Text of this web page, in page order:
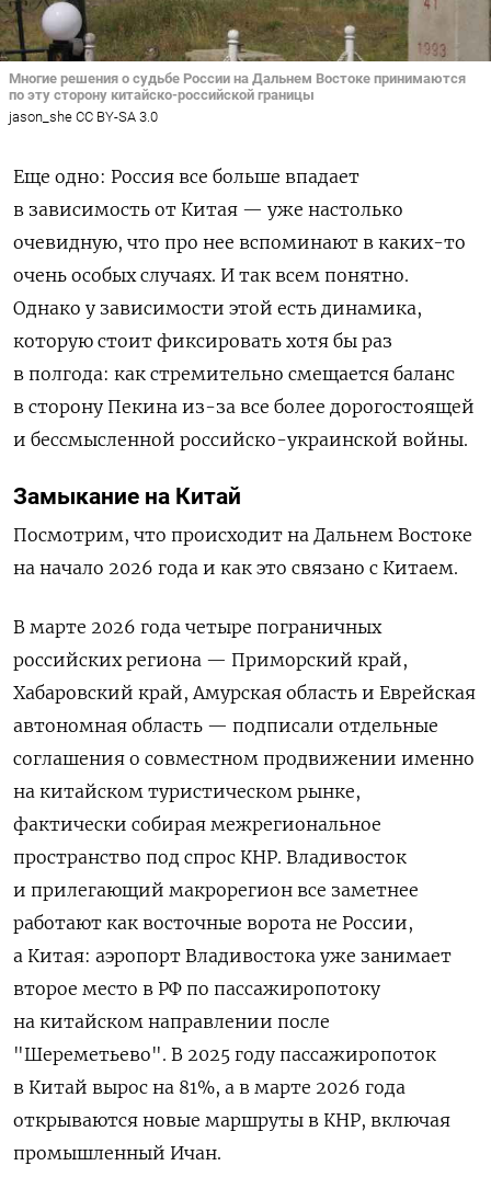
Многие решения о судьбе России на Дальнем Востоке принимаются
по эту сторону китайско-российской границы
jason_she CC BY-SA 3.0
Еще одно: Россия все больше впадает
в зависимость от Китая — уже настолько
очевидную, что про нее вспоминают в каких-то
очень особых случаях. И так всем понятно.
Однако у зависимости этой есть динамика,
которую стоит фиксировать хотя бы раз
в полгода: как стремительно смещается баланс
в сторону Пекина из-за все более дорогостоящей
и бессмысленной российско-украинской войны.
Замыкание на Китай
Посмотрим, что происходит на Дальнем Востоке
на начало 2026 года и как это связано с Китаем.
В марте 2026 года четыре пограничных
российских региона — Приморский край,
Хабаровский край, Амурская область и Еврейская
автономная область — подписали отдельные
соглашения о совместном продвижении именно
на китайском туристическом рынке,
фактически собирая межрегиональное
пространство под спрос КНР. Владивосток
и прилегающий макрорегион все заметнее
работают как восточные ворота не России,
а Китая: аэропорт Владивостока уже занимает
второе место в РФ по пассажиропотоку
на китайском направлении после
"Шереметьево". В 2025 году пассажиропоток
в Китай вырос на 81%, а в марте 2026 года
открываются новые маршруты в КНР, включая
промышленный Ичан.